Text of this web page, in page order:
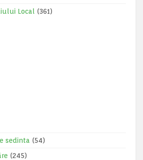
Local
(361)
sedinta (54)
(245)